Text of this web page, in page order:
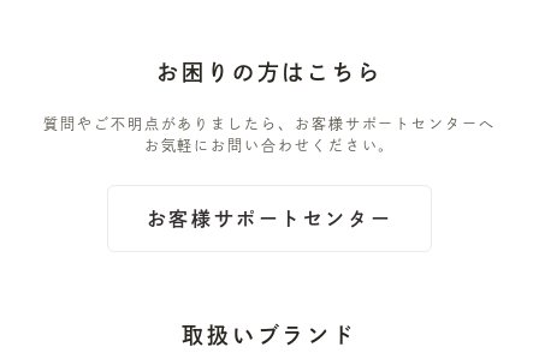
お困りの方はこちら
質問やご不明点がありましたら、お客様サポートセンターへ
お気軽にお問い合わせください。
お客様サポートセンター
取扱いブランド